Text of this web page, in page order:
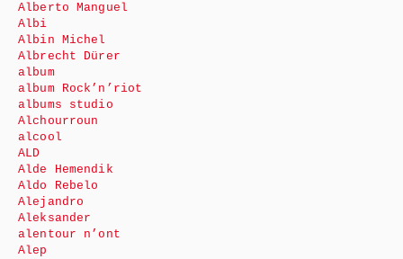
Alberto Manguel
Albi
Albin Michel
Albrecht Dürer
album
album Rock’n’riot
albums studio
Alchourroun
alcool
ALD
Alde Hemendik
Aldo Rebelo
Alejandro
Aleksander
alentour n’ont
Alep